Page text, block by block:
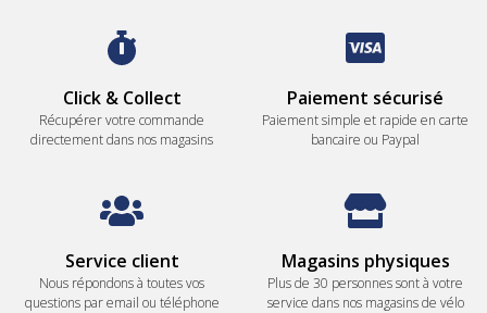
Click & Collect
Récupérer votre commande
directement dans nos magasins
Paiement sécurisé
Paiement simple et rapide en carte
bancaire ou Paypal
Service client
Nous répondons à toutes vos
questions par email ou téléphone
Magasins physiques
Plus de 30 personnes sont à votre
service dans nos magasins de vélo